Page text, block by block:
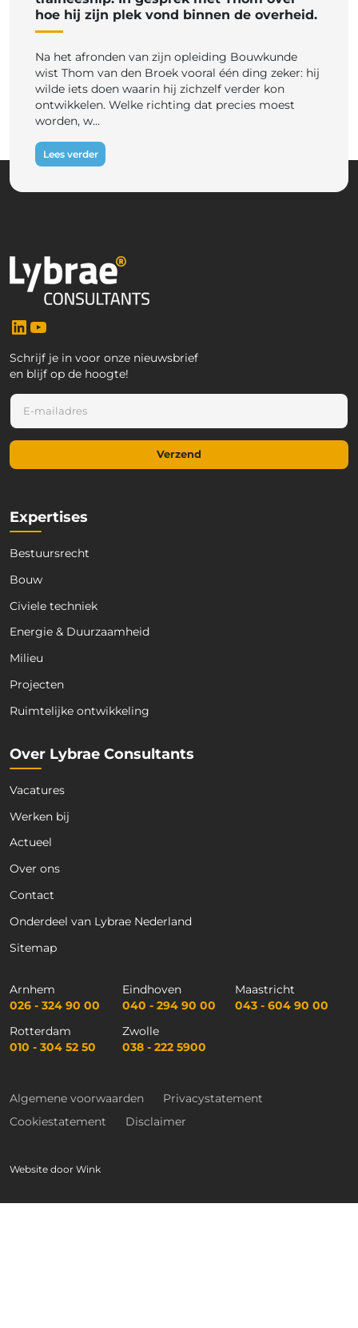
hoe hij zijn plek vond binnen de overheid.
Na het afronden van zijn opleiding Bouwkunde
wist Thom van den Broek vooral één ding zeker: hij
wilde iets doen waarin hij zichzelf verder kon
ontwikkelen. Welke richting dat precies moest
worden, w...
Lees verder
LinkedIn
Schrijf je in voor onze nieuwsbrief
en blijf op de hoogte!
-
m
i
l
m
a
l
E
-
m
i
E
m
a
i
Verzend
Expertises
Bestuursrecht
Bouw
Civiele techniek
Energie & Duurzaamheid
Milieu
Projecten
Ruimtelijke ontwikkeling
Over Lybrae Consultants
Vacatures
Werken bij
Actueel
Over ons
Contact
Onderdeel van Lybrae Nederland
Sitemap
Arnhem
026 - 324 90 00
Eindhoven
040 - 294 90 00
Maastricht
043 - 604 90 00
Rotterdam
010 - 304 52 50
Zwolle
038 - 222 5900
Algemene voorwaarden
Privacystatement
Cookiestatement
Disclaimer
Website door Wink